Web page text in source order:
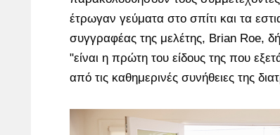
έτρωγαν γεύματα στο σπίτι και τα
συγγραφέας της μελέτης, Brian Roe,
"είναι η πρώτη του είδους της που
από τις καθημερινές συνήθειες της